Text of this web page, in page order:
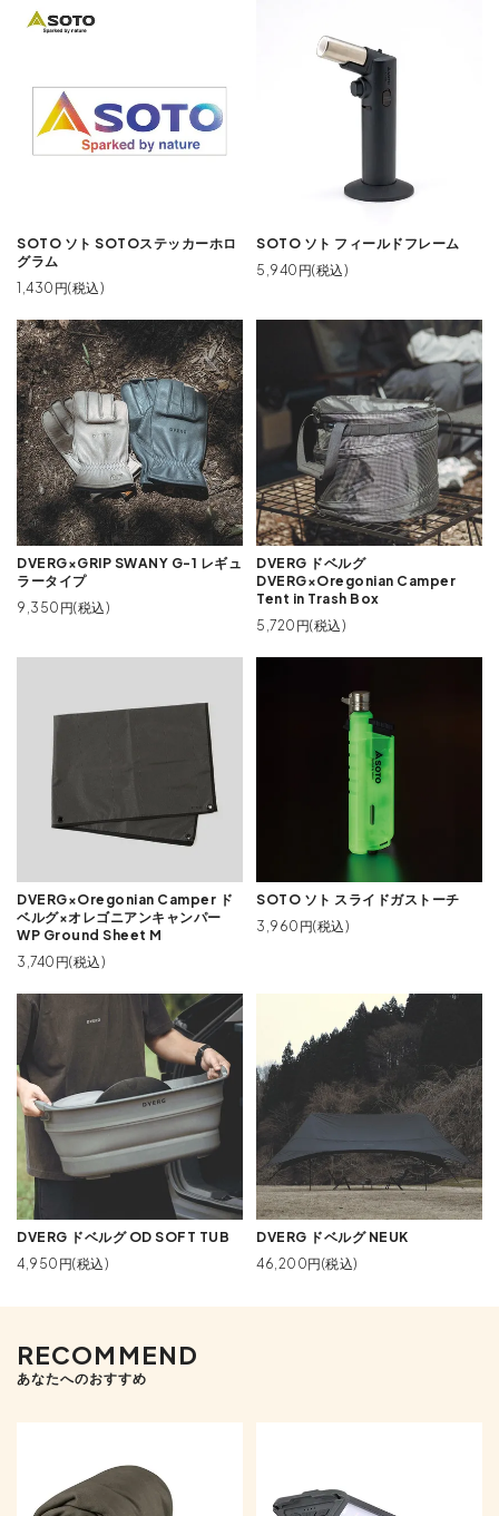
SOTO ソト SOTOステッカーホロ
グラム
1,430円(税込)
SOTO ソト フィールドフレーム
5,940円(税込)
DVERG×GRIP SWANY G-1 レギュ
ラータイプ
9,350円(税込)
DVERG ドベルグ
DVERG×Oregonian Camper
Tent in Trash Box
5,720円(税込)
DVERG×Oregonian Camper ド
ベルグ×オレゴニアンキャンパー
WP Ground Sheet M
3,740円(税込)
SOTO ソト スライドガストーチ
3,960円(税込)
DVERG ドベルグ OD SOFT TUB
4,950円(税込)
DVERG ドベルグ NEUK
46,200円(税込)
RECOMMEND
あなたへのおすすめ